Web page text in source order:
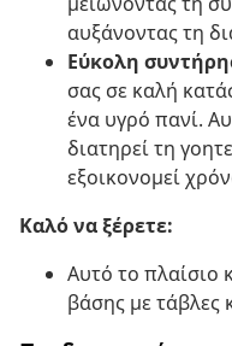
αυξάνοντας τη
Εύκολη
σας σε καλή
ένα υγρό πανί.
διατηρεί τη
εξοικονομεί
Καλό να ξέρετε:
Αυτό το πλαίσιο
βάσης με τάβλες